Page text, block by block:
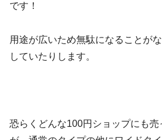
です！
用途が広いため無駄になることが
していたりします。
恐らくどんな100円ショップにも